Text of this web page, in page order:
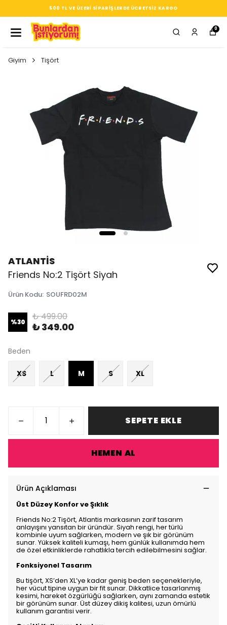
SEÇTIĞIN HER ÜRÜN, TARZINA DAIR KÜÇÜK BIR IMZA
0
Giyim Tişört
ATLANTİS
Friends No:2 Tişört Siyah
Ürün Kodu: SOUFRD02M
%30 ₺ 499.00
₺ 349.00
Beden
XS L M S XL
SEPETE EKLE
HEMEN AL
Ürün Açıklaması
Üst Düzey Konfor ve Şıklık
Friends No:2 Tişört, Atlantis markasının zarif tasarım
anlayışını yansıtan bir üründür. Siyah rengi, her türlü
kombinle uyum sağlarken, modern ve şık bir görünüm
sunar. Yüksek kaliteli kumaşı, hem günlük kullanımda hem
de özel etkinliklerde rahatlıkla tercih edilebilmesini sağlar.
Fonksiyonel Tasarım
Bu tişört, XS’den XL’ye kadar geniş beden seçenekleriyle,
her vücut tipine uygun bir fit sunar. Dikkatlice tasarlanmış
kesimi, hareket özgürlüğü sağlarken, aynı zamanda estetik
bir görünüm sunar. Üst düzey dikiş kalitesi, uzun ömürlü
kullanım garantisi verir.